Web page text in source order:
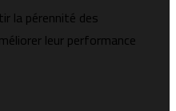
la pérennité des
leur performance